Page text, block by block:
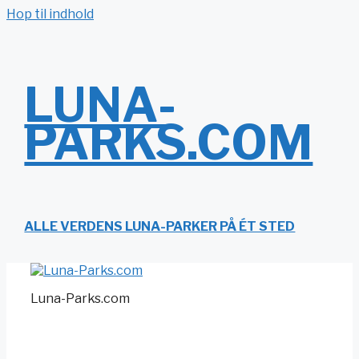
Hop til indhold
LUNA-
PARKS.COM
ALLE VERDENS LUNA-PARKER PÅ ÉT STED
Luna-Parks.com